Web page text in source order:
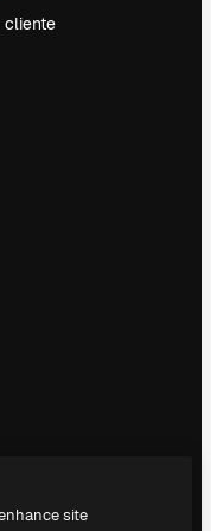
cliente
site